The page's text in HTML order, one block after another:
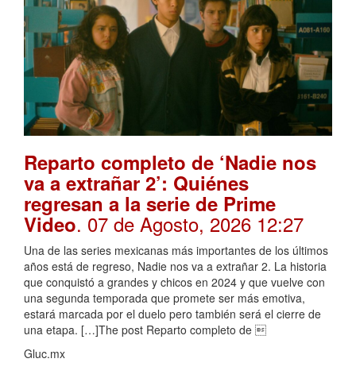
Reparto completo de ‘Nadie nos
va a extrañar 2’: Quiénes
regresan a la serie de Prime
Video. 07 de Agosto, 2026 12:27
Una de las series mexicanas más importantes de los últimos
años está de regreso, Nadie nos va a extrañar 2. La historia
que conquistó a grandes y chicos en 2024 y que vuelve con
una segunda temporada que promete ser más emotiva,
estará marcada por el duelo pero también será el cierre de
una etapa. […]The post Reparto completo de 
Gluc.mx